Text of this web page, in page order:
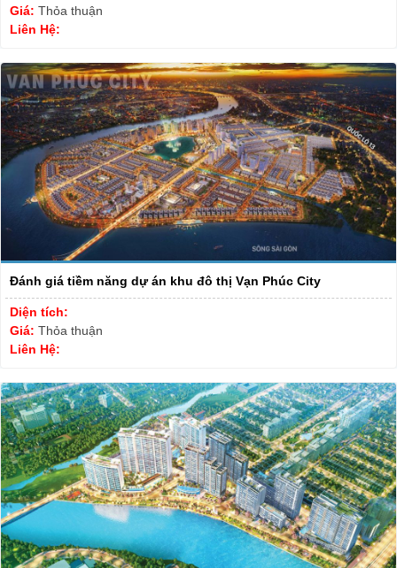
Giá: Thỏa thuận
Liên Hệ:
Đánh giá tiềm năng dự án khu đô thị Vạn Phúc City
Diện tích:
Giá: Thỏa thuận
Liên Hệ: